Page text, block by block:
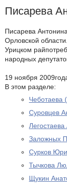
Писарева
Писарева
Орловской
Урицком
народных
19 ноября
В этом разделе:
Чеботаева
Суровцев
Заложных
Сурков
Тычкова
Щукин